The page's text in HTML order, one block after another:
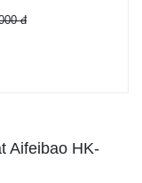
đ
Aifeibao HK-